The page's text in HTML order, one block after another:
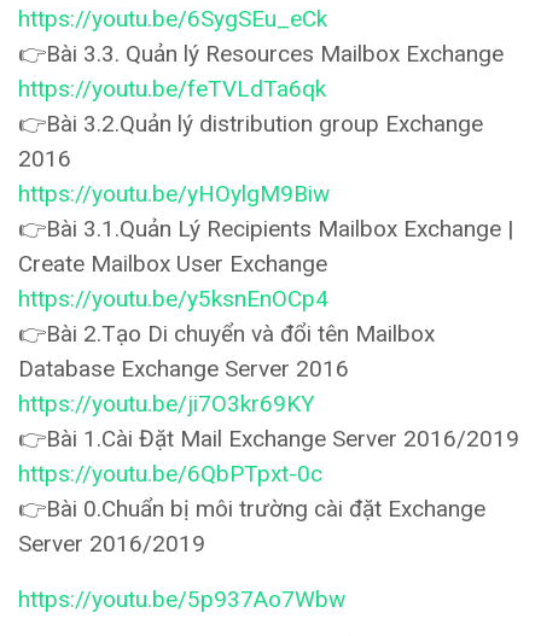
https://youtu.be/6SygSEu_eCk
👉Bài 3.3. Quản lý Resources Mailbox Exchange
https://youtu.be/feTVLdTa6qk
👉Bài 3.2.Quản lý distribution group Exchange
2016
https://youtu.be/yHOylgM9Biw
👉Bài 3.1.Quản Lý Recipients Mailbox Exchange |
Create Mailbox User Exchange
https://youtu.be/y5ksnEnOCp4
👉Bài 2.Tạo Di chuyển và đổi tên Mailbox
Database Exchange Server 2016
https://youtu.be/ji7O3kr69KY
👉Bài 1.Cài Đặt Mail Exchange Server 2016/2019
https://youtu.be/6QbPTpxt-0c
👉Bài 0.Chuẩn bị môi trường cài đặt Exchange
Server 2016/2019
https://youtu.be/5p937Ao7Wbw